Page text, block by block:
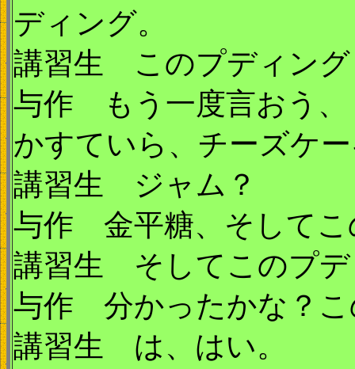
ディング。
講習生 このプディング
与作 もう一度言おう、
かすていら、チーズケ
講習生 ジャム？
与作 金平糖、そしてこ
講習生 そしてこのプデ
与作 分かったかな？こ
講習生 は、はい。